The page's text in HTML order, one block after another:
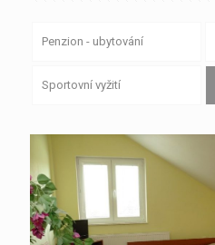
Penzion - ubytování
Sportovní vyžití